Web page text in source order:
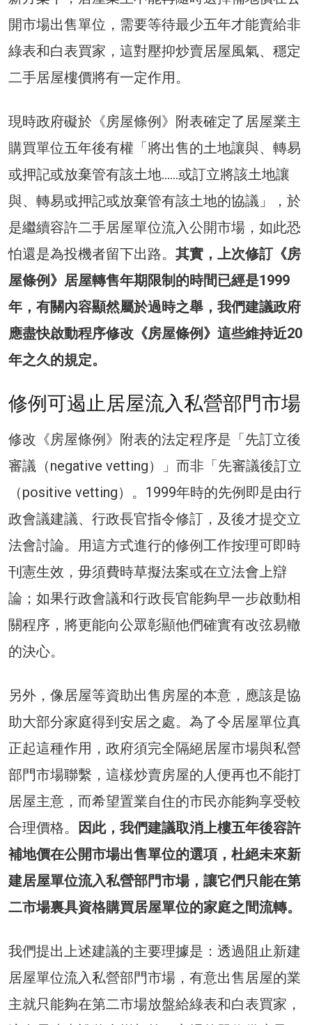
開市場出售單位，需要等待最少五年才能賣給非
綠表和白表買家，這對壓抑炒賣居屋風氣、穩定
二手居屋樓價將有一定作用。
現時政府礙於《房屋條例》附表確定了居屋業主
購買單位五年後有權「將出售的土地讓與、轉易
或押記或放棄管有該土地……或訂立將該土地讓
與、轉易或押記或放棄管有該土地的協議」，於
是繼續容許二手居屋單位流入公開市場，如此恐
怕還是為投機者留下出路。 其實，上次修訂《房
屋條例》居屋轉售年期限制的時間已經是1999
年，有關內容顯然屬於過時之舉，我們建議政府
應盡快啟動程序修改《房屋條例》這些維持近20
年之久的規定。
修例可遏止居屋流入私營部門市場
修改《房屋條例》附表的法定程序是「先訂立後
審議（negative vetting）」而非「先審議後訂立
（positive vetting）。1999年時的先例即是由行
政會議建議、行政長官指令修訂，及後才提交立
法會討論。用這方式進行的修例工作按理可即時
刊憲生效，毋須費時草擬法案或在立法會上辯
論；如果行政會議和行政長官能夠早一步啟動相
關程序，將更能向公眾彰顯他們確實有改弦易轍
的決心。
另外，像居屋等資助出售房屋的本意，應該是協
助大部分家庭得到安居之處。為了令居屋單位真
正起這種作用，政府須完全隔絕居屋市場與私營
部門市場聯繫，這樣炒賣房屋的人便再也不能打
居屋主意，而希望置業自住的市民亦能夠享受較
合理價格。
因此，我們建議取消上樓五年後容許
補地價在公開市場出售單位的選項，杜絕未來新
建居屋單位流入私營部門市場，讓它們只能在第
二市場裏具資格購買居屋單位的家庭之間流轉。
我們提出上述建議的主要理據是：透過阻止新建
居屋單位流入私營部門市場，有意出售居屋的業
主就只能夠在第二市場放盤給綠表和白表買家，